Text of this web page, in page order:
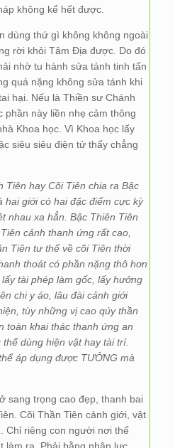
không kể hết được.
dùng thứ gì không không ngoài
rời khỏi Tâm Địa được. Do đó
nhờ tu hành sửa tánh tinh tấn
quá nặng không sửa tánh khi
hại. Nếu là Thiền sư Chánh
này liền nhẹ cảm thông
Khoa học. Vì Khoa học lấy
siêu siêu điện tử thấy chẳng
Tiên hay Cõi Tiên chia ra Bậc
hai giới có hai đặc điểm cực kỳ
nhau xa hẳn. Bậc Thiên Tiên
cảnh thanh ứng rất cao,
Tiên tư thế về cõi Tiên thời
thoát có phần nặng thô hơn
tài phép làm gốc, lấy hưởng
chi y áo, lâu đài cảnh giới
tùy những vị cao qúy thần
toàn khai thác thanh ứng an
dùng hiện vật hay tài trí.
áp dụng được TƯỞNG mà
sang trọng cao đẹp, thanh bai
Cõi Thần Tiên cảnh giới, vật
Chỉ riêng con người nơi thế